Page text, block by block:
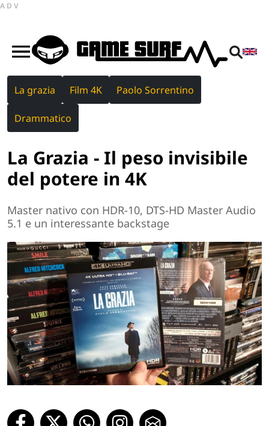
ADV
La grazia Film 4K Paolo Sorrentino
Drammatico
La Grazia - Il peso invisibile
del potere in 4K
Master nativo con HDR-10, DTS-HD Master Audio
5.1 e un interessante backstage